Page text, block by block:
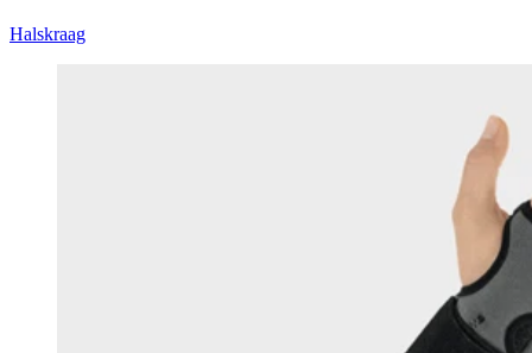
Halskraag